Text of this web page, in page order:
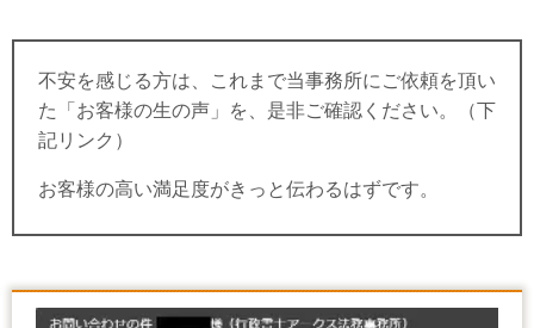
不安を感じる方は、これまで当事務所にご依頼を頂い
た「お客様の生の声」を、是非ご確認ください。（下
記リンク）
お客様の高い満足度がきっと伝わるはずです。